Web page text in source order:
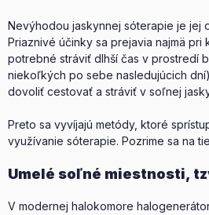
Nevýhodou jaskynnej sóterapie je jej
Priaznivé účinky sa prejavia najmä pri
potrebné stráviť dlhší čas v prostredí
niekoľkých po sebe nasledujúcich
dovoliť cestovať a stráviť v soľnej
Preto sa vyvíjajú metódy, ktoré
využívanie sóterapie. Pozrime sa na
Umelé soľné miestnosti,
V modernej halokomore